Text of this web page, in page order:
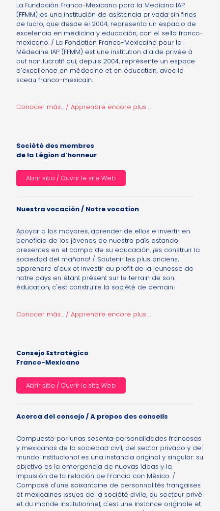
La Fundación Franco-Mexicana para la Medicina IAP
(FFMM) es una institución de asistencia privada sin fines
de lucro, que desde el 2004, representa un espacio de
excelencia en medicina y educación, con el sello franco-
mexicano. / La Fondation Franco-Mexicaine pour la
Médecine IAP (FFMM) est une institution d'aide privée à
but non lucratif qui, depuis 2004, représente un espace
d'excellence en médecine et en éducation, avec le
sceau franco-mexicain.
Conocer más... / Apprendre encore plus ...
Société des membres
de la Légion d’honneur
Abrir sitio / Ouvrir le site Web
Nuestra vocación / Notre vocation
Apoyar a los mayores, aprender de ellos e invertir en
beneficio de los jóvenes de nuestro país estando
presentes en el campo de su educación, ¡es construir la
sociedad del mañana! / Soutenir les plus anciens,
apprendre d'eux et investir au profit de la jeunesse de
notre pays en étant présent sur le terrain de son
éducation, c'est construire la société de demain!
Conocer más... / Apprendre encore plus ...
Consejo Estratégico
Franco-Mexicano
Abrir sitio / Ouvrir le site Web
Acerca del consejo / A propos des conseils
Compuesto por unas sesenta personalidades francesas
y mexicanas de la sociedad civil, del sector privado y del
mundo institucional es una instancia original y singular: su
objetivo es la emergencia de nuevas ideas y la
impulsión de la relación de Francia con México. /
Composé d'une soixantaine de personnalités françaises
et mexicaines issues de la société civile, du secteur privé
et du monde institutionnel, c'est une instance originale et